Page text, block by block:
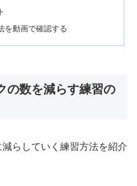
を動画で確認する
の数を減らす練習の
らしていく練習方法を紹介